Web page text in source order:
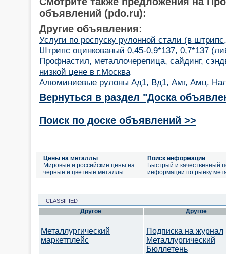
объявлений (pdo.ru):
Другие объявления:
Услуги по роспуску рулонной стали (в
Штрипс оцинкованый 0,45-0,9*137, 0,7*137
Профнастил, металлочерепица, сайдинг,
низкой цене в г.Москва
Алюминиевые рулоны Ад1, Вд1, Амг, Амц.
Вернуться в раздел "Доска
Поиск по доске объявлений >>
Цены на металлы
Мировые и российские цены на
черные и цветные металлы
Поиск информации
Быстрый и качественный
информации по рынку
CLASSIFIED
Другое
Металлургический
маркетплейс
Другое
Подписка на журнал
Металлургический
Бюллетень